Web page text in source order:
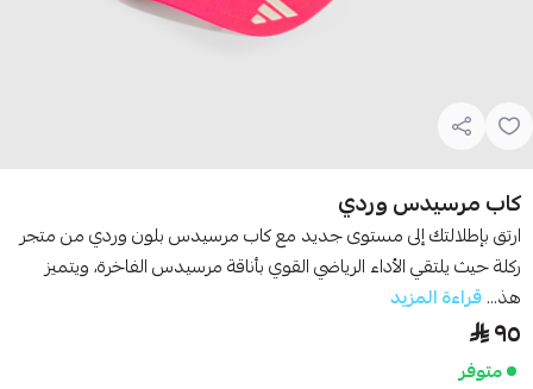
كاب مرسيدس وردي
ارتق بإطلالتك إلى مستوى جديد مع كاب مرسيدس بلون وردي من متجر
ركلة حيث يلتقي الأداء الرياضي القوي بأناقة مرسيدس الفاخرة، ويتميز
هذ...قراءة المزيد
٩٥
متوفر